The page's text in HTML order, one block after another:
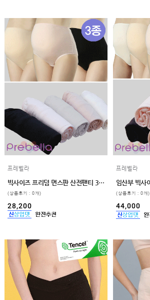
프레벨라
빅사이즈 프리덤 면스판 산전팬티 3매입
(상품후기 : 0개)
28,200
프레벨라
(상품후기 : 0개)
44,000